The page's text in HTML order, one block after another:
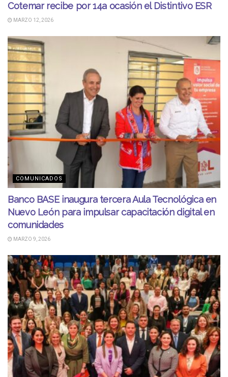
Cotemar recibe por 14a ocasión el Distintivo ESR
MARZO 12, 2026
COMUNICADOS
Banco BASE inaugura tercera Aula Tecnológica en
Nuevo León para impulsar capacitación digital en
comunidades
MARZO 9, 2026